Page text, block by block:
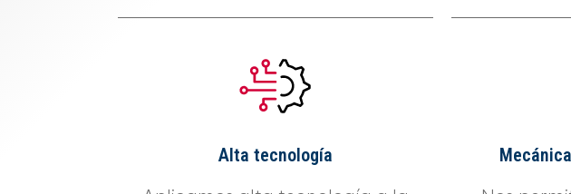
Alta tecnología